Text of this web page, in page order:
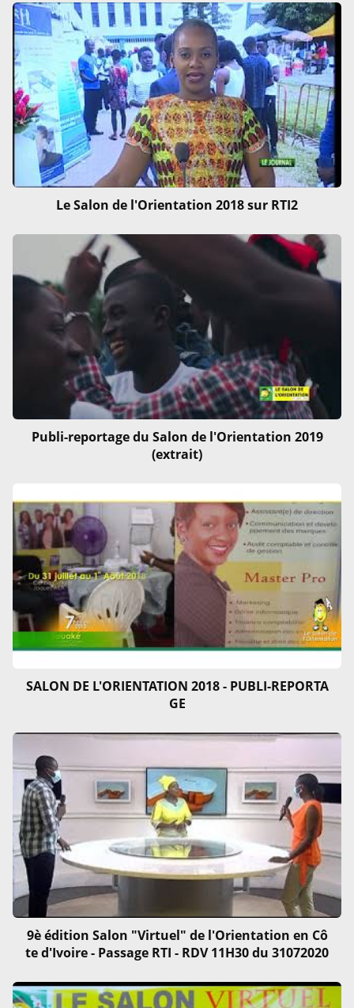
Le Salon de l'Orientation 2018 sur RTI2
Publi-reportage du Salon de l'Orientation 2019
(extrait)
SALON DE L'ORIENTATION 2018 - PUBLI-REPORTA
GE
9è édition Salon "Virtuel" de l'Orientation en Cô
te d'Ivoire - Passage RTI - RDV 11H30 du 31072020